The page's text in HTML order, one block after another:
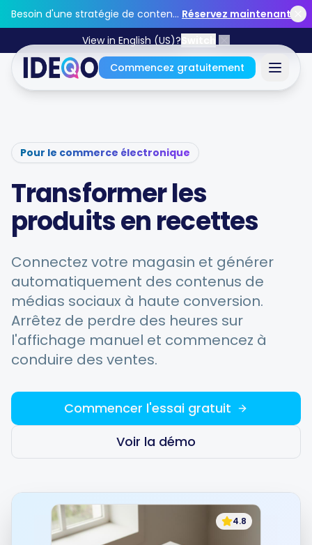
Skip to main content Besoin d'une stratégie de contenu ? Réservez maintenant
View in English (US)?
Commencez gratuitement
Commencez gratuitement
Aucune carte de crédit requise • Gratuit pour toujours
Caractéristiques
Outils gratuits
Intégrations
Pour les magasins Shopify
Tarifs
Contacter
Pour le commerce électronique
Transformer les
produits en recettes
Connectez votre magasin et générer
automatiquement des contenus de
médias sociaux à haute conversion.
Arrêtez de perdre des heures sur
l'affichage manuel et commencez à
conduire des ventes.
Commencer l'essai gratuit
Voir la démo
4.8